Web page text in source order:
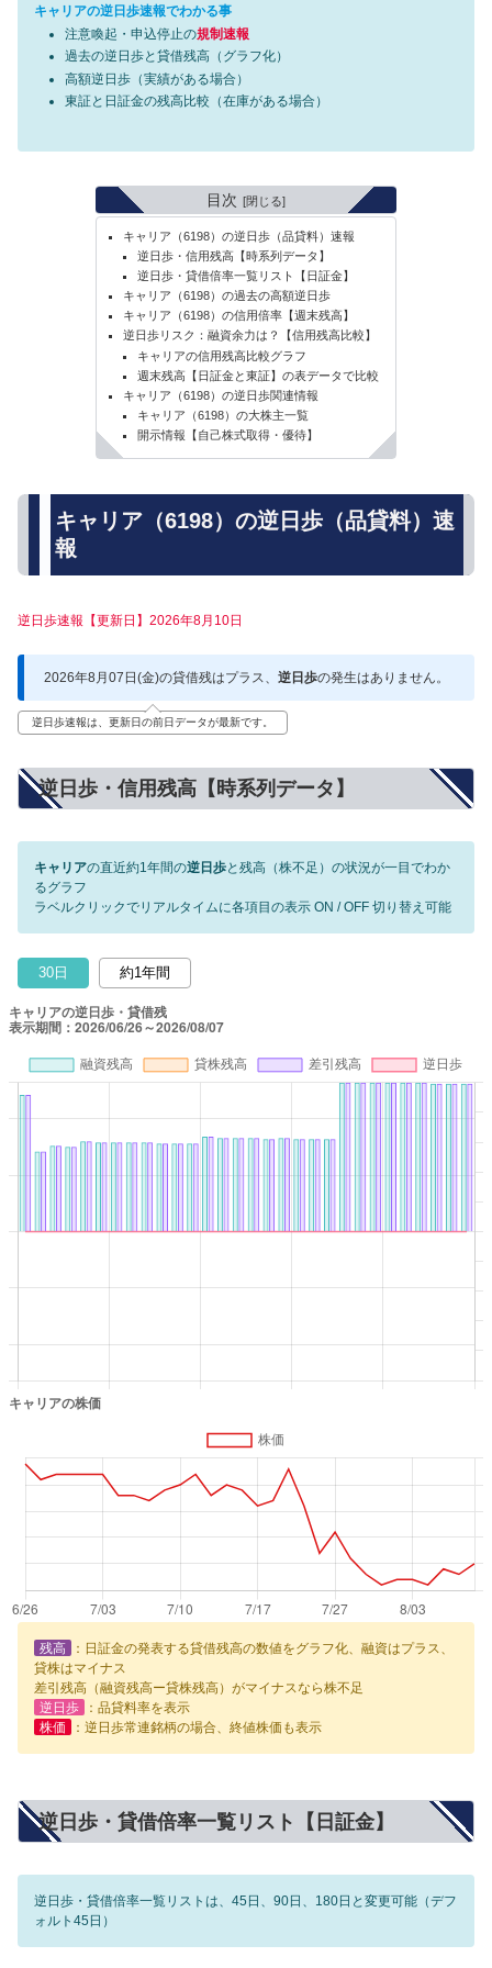
キャリアの逆日歩速報でわかる事
注意喚起・申込停止の規制速報
過去の逆日歩と貸借残高（グラフ化）
高額逆日歩（実績がある場合）
東証と日証金の残高比較（在庫がある場合）
目次
キャリア（6198）の逆日歩（品貸料）速報
逆日歩・信用残高【時系列データ】
逆日歩・貸借倍率一覧リスト【日証金】
キャリア（6198）の過去の高額逆日歩
キャリア（6198）の信用倍率【週末残高】
逆日歩リスク：融資余力は？【信用残高比較】
キャリアの信用残高比較グラフ
週末残高【日証金と東証】の表データで比較
キャリア（6198）の逆日歩関連情報
キャリア（6198）の大株主一覧
開示情報【自己株式取得・優待】
キャリア（6198）の逆日歩（品貸料）速
報
逆日歩速報【更新日】2026年8月10日
2026年8月07日(金)の貸借残はプラス、 逆日歩の発生はありません。
逆日歩速報は、更新日の前日データが最新です。
逆日歩・信用残高【時系列データ】
キャリアの直近約1年間の逆日歩と残高（株不足）の状況が一目でわか
るグラフ
ラベルクリックでリアルタイムに各項目の表示 ON / OFF 切り替え可能
30日 約1年間
残高
：日証金の発表する貸借残高の数値をグラフ化、融資はプラス、
貸株はマイナス
差引残高（融資残高ー貸株残高）がマイナスなら株不足
逆日歩
：品貸料率を表示
株価
：逆日歩常連銘柄の場合、終値株価も表示
逆日歩・貸借倍率一覧リスト【日証金】
逆日歩・貸借倍率一覧リストは、45日、90日、180日と変更可能（デフ
ォルト45日）